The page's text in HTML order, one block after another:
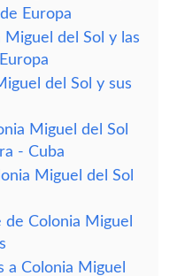
Europa
del Sol y las
del Sol y sus
Miguel del Sol
- Cuba
Miguel del Sol
Colonia Miguel
a Colonia Miguel